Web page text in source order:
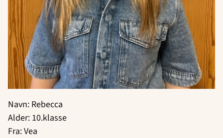
Navn: Rebecca
Alder: 10.klasse
Fra: Vea